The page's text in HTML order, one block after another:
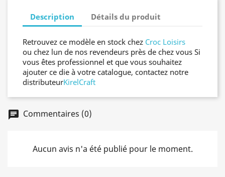
Description Détails du produit
Retrouvez ce modèle en stock chez Croc Loisirs
ou chez lun de nos revendeurs près de chez vous Si
vous êtes professionnel et que vous souhaitez
ajouter ce die à votre catalogue, contactez notre
distributeurKirelCraft
chat Commentaires (0)
Aucun avis n'a été publié pour le moment.